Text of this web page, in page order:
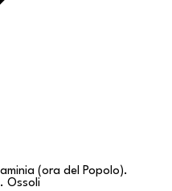
(ora del Popolo).
Ossoli